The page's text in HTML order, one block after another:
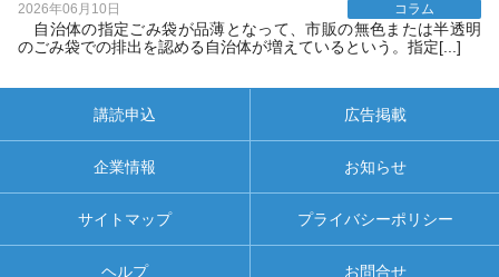
2026年06月10日 コラム
自治体の指定ごみ袋が品薄となって、市販の無色または半透明
のごみ袋での排出を認める自治体が増えているという。指定[...]
講読申込 広告掲載
企業情報 お知らせ
サイトマップ プライバシーポリシー
ヘルプ お問合せ